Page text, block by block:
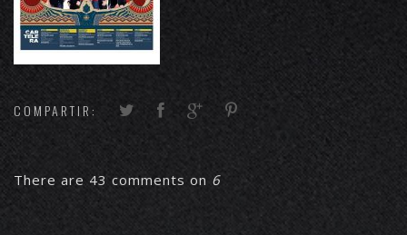
COMPARTIR:
There are 43 comments on 6